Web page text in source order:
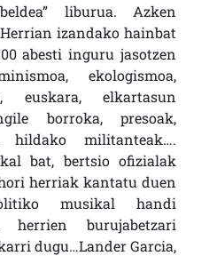
liburua. Azken
izandako hainbat
abesti inguru jasotzen
ekologismoa,
euskara, elkartasun
borroka, presoak,
hildako militanteak….
bat, bertsio ofizialak
herriak kantatu duen
musikal handi
herrien burujabetzari
dugu…Lander Garcia,